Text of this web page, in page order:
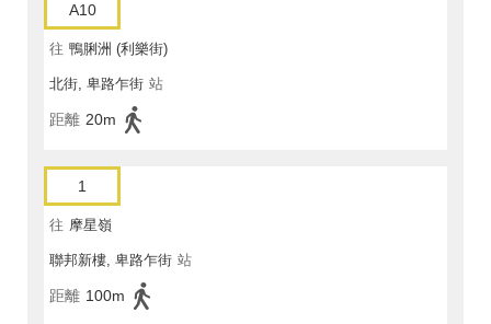
A10
往 鴨脷洲 (利樂街)
北街, 卑路乍街 站
距離 20m
1
往 摩星嶺
聯邦新樓, 卑路乍街 站
距離 100m